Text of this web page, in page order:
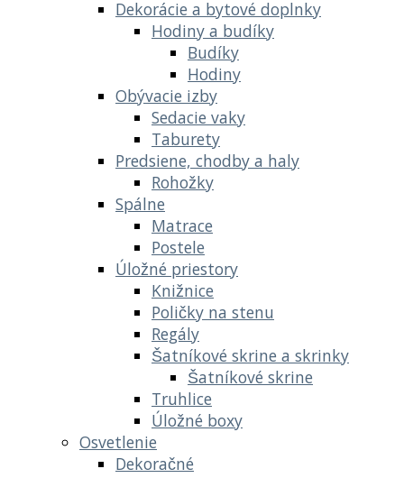
Dekorácie a bytové doplnky
Hodiny a budíky
Budíky
Hodiny
Obývacie izby
Sedacie vaky
Taburety
Predsiene, chodby a haly
Rohožky
Spálne
Matrace
Postele
Úložné priestory
Knižnice
Poličky na stenu
Regály
Šatníkové skrine a skrinky
Šatníkové skrine
Truhlice
Úložné boxy
Osvetlenie
Dekoračné